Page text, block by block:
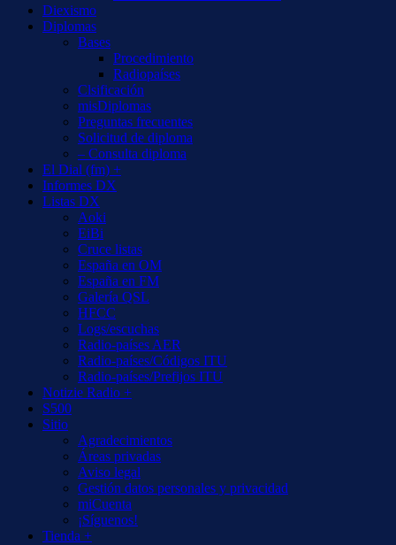
Diexismo
Diplomas
Bases
Procedimiento
Radiopaíses
Clsificación
misDiplomas
Preguntas frecuentes
Solicitud de diploma
– Consulta diploma
El Dial (fm) +
Informes DX
Listas DX
Aoki
EiBi
Cruce listas
España en OM
España en FM
Galería QSL
HFCC
Logs/escuchas
Radio-países AER
Radio-países/Códigos ITU
Radio-países/Prefijos ITU
Notizie Radio +
S500
Sitio
Agradecimientos
Áreas privadas
Aviso legal
Gestión datos personales y privacidad
miCuenta
¡Síguenos!
Tienda +